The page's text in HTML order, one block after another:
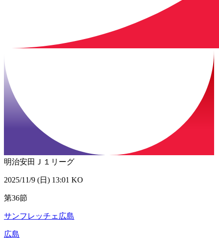
明治安田Ｊ１リーグ
2025/11/9 (日) 13:01 KO
第36節
サンフレッチェ広島
広島